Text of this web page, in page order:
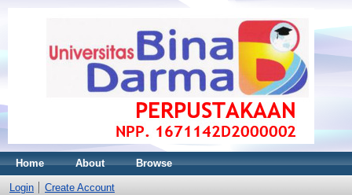
Home About Browse
Login Create Account